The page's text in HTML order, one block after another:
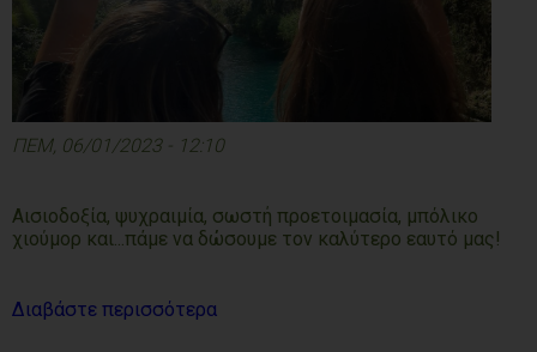
ΠΕΜ, 06/01/2023 - 12:10
Αισιοδοξία, ψυχραιμία, σωστή προετοιμασία, μπόλικο
χιούμορ και...πάμε να δώσουμε τον καλύτερο εαυτό μας!
Διαβάστε περισσότερα